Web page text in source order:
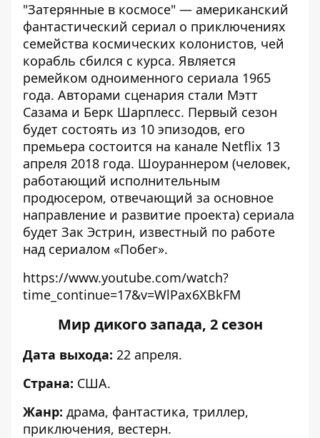
"Затерянные в космосе" — американский
фантастический сериал о приключениях
семейства космических колонистов, чей
корабль сбился с курса. Является
ремейком одноименного сериала 1965
года. Авторами сценария стали Мэтт
Сазама и Берк Шарплесс. Первый сезон
будет состоять из 10 эпизодов, его
премьера состоится на канале Netflix 13
апреля 2018 года. Шоураннером (человек,
работающий исполнительным
продюсером, отвечающий за основное
направление и развитие проекта) сериала
будет Зак Эстрин, известный по работе
над сериалом «Побег».
https://www.youtube.com/watch?
time_continue=17&v=WlPax6XBkFM
Мир дикого запада, 2 сезон
Дата выхода: 22 апреля.
Страна: США.
Жанр: драма, фантастика, триллер,
приключения, вестерн.